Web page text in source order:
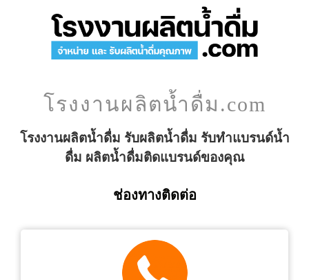
โรงงานผลิตน้ำดื่ม.com
โรงงานผลิตน้ำดื่ม รับผลิตน้ำดื่ม รับทำแบรนด์น้ำ
ดื่ม ผลิตน้ำดื่มติดแบรนด์ของคุณ
ช่องทางติดต่อ